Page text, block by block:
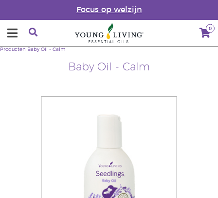
Focus op welzijn
0
Baby Oil - Calm
Producten Baby Oil - Calm